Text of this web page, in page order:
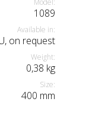
Model:
1089
Available in:
on request
Weight:
0,38 kg
Size:
400 mm